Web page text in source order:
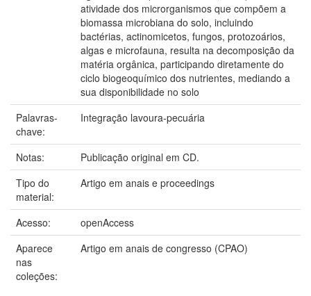
atividade dos microrganismos que compõem a
biomassa microbiana do solo, incluindo
bactérias, actinomicetos, fungos, protozoários,
algas e microfauna, resulta na decomposição da
matéria orgânica, participando diretamente do
ciclo biogeoquímico dos nutrientes, mediando a
sua disponibilidade no solo
Palavras-
chave:
Integração lavoura-pecuária
Notas:
Publicação original em CD.
Tipo do
material:
Artigo em anais e proceedings
Acesso:
openAccess
Aparece
nas
coleções:
Artigo em anais de congresso (CPAO)